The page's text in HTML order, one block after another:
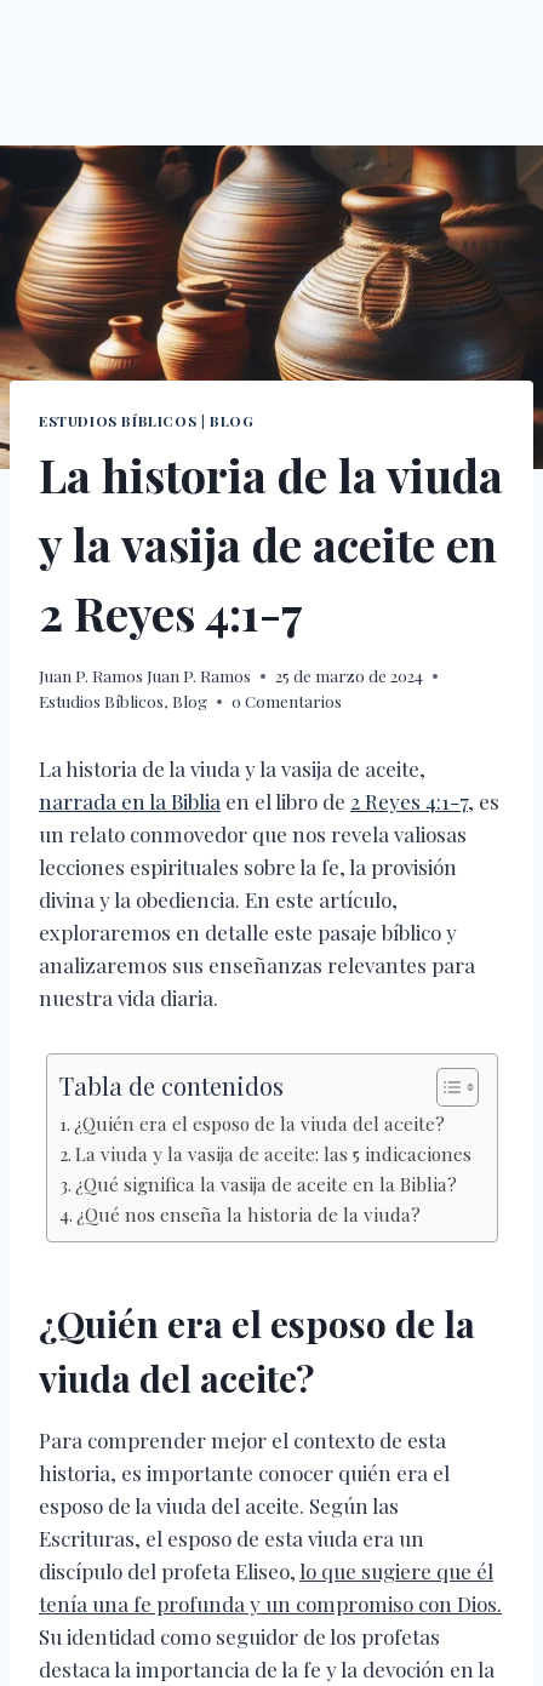
ESTUDIOS BÍBLICOS | BLOG
La historia de la viuda
y la vasija de aceite en
2 Reyes 4:1-7
Juan P. Ramos Juan P. Ramos
25 de marzo de 2024
Estudios Bíblicos, Blog 0 Comentarios
La historia de la viuda y la vasija de aceite,
narrada en la Biblia en el libro de 2 Reyes 4:1-7, es
un relato conmovedor que nos revela valiosas
lecciones espirituales sobre la fe, la provisión
divina y la obediencia. En este artículo,
exploraremos en detalle este pasaje bíblico y
analizaremos sus enseñanzas relevantes para
nuestra vida diaria.
Tabla de contenidos
¿Quién era el esposo de la viuda del aceite?
La viuda y la vasija de aceite: las 5 indicaciones
¿Qué significa la vasija de aceite en la Biblia?
¿Qué nos enseña la historia de la viuda?
¿Quién era el esposo de la
viuda del aceite?
Para comprender mejor el contexto de esta
historia, es importante conocer quién era el
esposo de la viuda del aceite. Según las
Escrituras, el esposo de esta viuda era un
discípulo del profeta Eliseo, lo que sugiere que él
tenía una fe profunda y un compromiso con Dios.
Su identidad como seguidor de los profetas
destaca la importancia de la fe y la devoción en la